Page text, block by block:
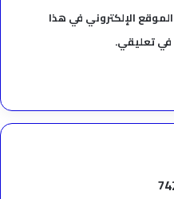
الإلكتروني في هذا
في تعليقي.